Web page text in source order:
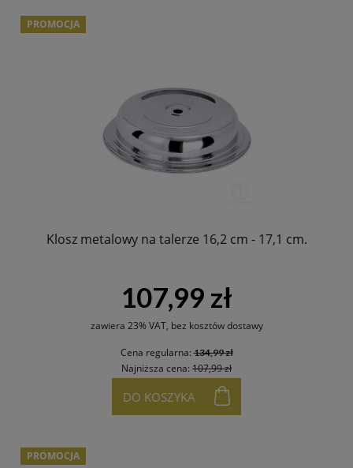
Klosz metalowy na talerze 16,2 cm - 17,1 cm.
107,99 zł
zawiera 23% VAT, bez kosztów dostawy
Cena regularna:134,99 zł
Najniższa cena: 107,99 zł
DO KOSZYKA
PROMOCJA
PROMOCJA